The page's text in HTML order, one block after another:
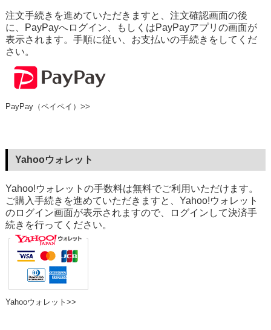
注文手続きを進めていただきますと、注文確認画面の後
に、PayPayへログイン、もしくはPayPayアプリの画面が
表示されます。手順に従い、お支払いの手続きをしてくだ
さい。
PayPay（ペイペイ）>>
Yahooウォレット
Yahoo!ウォレットの手数料は無料でご利用いただけます。
ご購入手続きを進めていただきますと、Yahoo!ウォレット
のログイン画面が表示されますので、ログインして決済手
続きを行ってください。
Yahooウォレット>>